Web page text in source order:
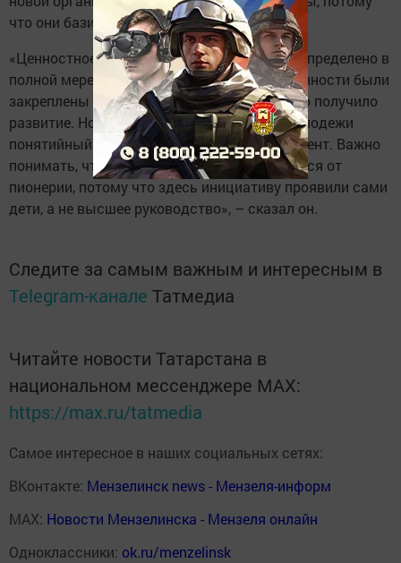
что они базируются на разных смыслах.
«Ценностное движение государства было определено в
полной мере с 2020 года, когда базовые ценности были
закреплены в поправках в Конституции. Это получило
развитие. Новое движение должно дать молодежи
понятийный аппарат и ценностный фундамент. Важно
понимать, что оно принципиально отличается от
пионерии, потому что здесь инициативу проявили сами
дети, а не высшее руководство», – сказал он.
Следите за самым важным и интересным в
Telegram-канале Татмедиа
Читайте новости Татарстана в
национальном мессенджере MАХ:
https://max.ru/tatmedia
Самое интересное в наших социальных сетях:
ВКонтакте: Мензелинск news - Мензеля-информ
MAX: Новости Мензелинска - Мензеля онлайн
Одноклассники: ok.ru/menzelinsk